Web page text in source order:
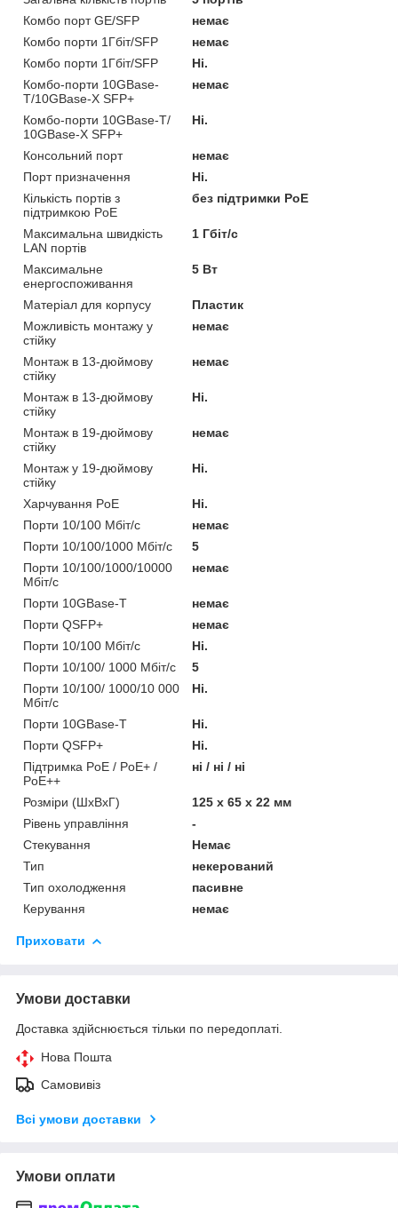
Комбо порт GE/SFP
немає
Комбо порти 1Гбіт/SFP
немає
Комбо порти 1Гбіт/SFP
Ні.
Комбо-порти 10GBase-
T/10GBase-X SFP+
немає
Комбо-порти 10GBase-T/
10GBase-X SFP+
Ні.
Консольний порт
немає
Порт призначення
Ні.
Кількість портів з
підтримкою PoE
без підтримки PoE
Максимальна швидкість
LAN портів
1 Гбіт/с
Максимальне
енергоспоживання
5 Вт
Матеріал для корпусу
Пластик
Можливість монтажу у
стійку
немає
Монтаж в 13-дюймову
стійку
немає
Монтаж в 13-дюймову
стійку
Ні.
Монтаж в 19-дюймову
стійку
немає
Монтаж у 19-дюймову
стійку
Ні.
Харчування PoE
Ні.
Порти 10/100 Мбіт/с
немає
Порти 10/100/1000 Мбіт/с
5
Порти 10/100/1000/10000
Мбіт/с
немає
Порти 10GBase-T
немає
Порти QSFP+
немає
Порти 10/100 Мбіт/с
Ні.
Порти 10/100/ 1000 Мбіт/с
5
Порти 10/100/ 1000/10 000
Мбіт/с
Ні.
Порти 10GBase-T
Ні.
Порти QSFP+
Ні.
Підтримка PoE / PoE+ /
PoE++
ні / ні / ні
Розміри (ШхВхГ)
125 х 65 х 22 мм
Рівень управління
-
Стекування
Немає
Тип
некерований
Тип охолодження
пасивне
Керування
немає
Приховати
Умови доставки
Доставка здійснюється тільки по передоплаті.
Нова Пошта
Самовивіз
Всі умови доставки
Умови оплати